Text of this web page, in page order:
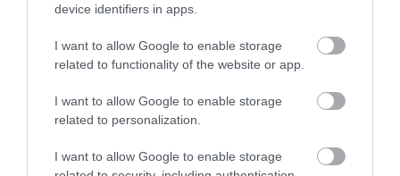
device identifiers in apps.
I want to allow Google to enable storage
related to functionality of the website or app.
I want to allow Google to enable storage
related to personalization.
I want to allow Google to enable storage